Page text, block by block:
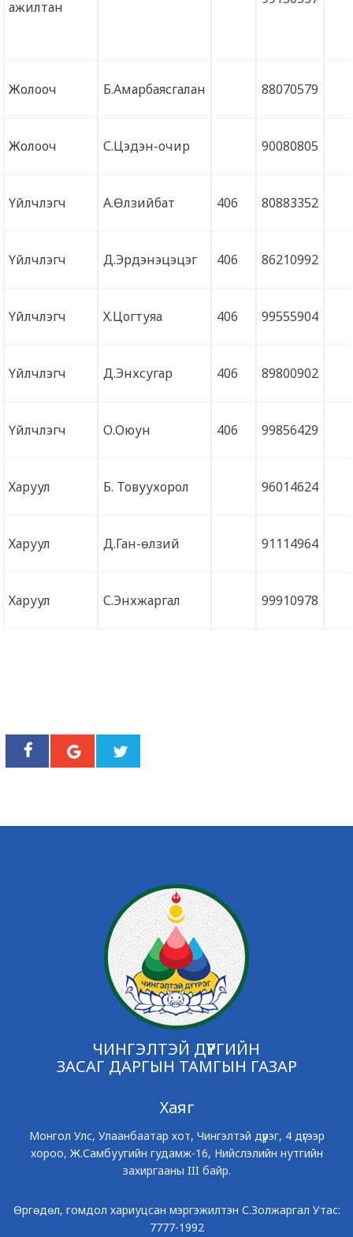
ажилтан
Жолооч Б.Амарбаясгалан 88070579
Жолооч С.Цэдэн-очир 90080805
Үйлчлэгч А.Өлзийбат 406 80883352
Үйлчлэгч Д.Эрдэнэцэцэг 406 86210992
Үйлчлэгч Х.Цогтуяа 406 99555904
Үйлчлэгч Д.Энхсугар 406 89800902
Үйлчлэгч О.Оюун 406 99856429
Харуул Б. Товуухорол 96014624
Харуул Д.Ган-өлзий 91114964
Харуул С.Энхжаргал 99910978
ЧИНГЭЛТЭЙ ДҮҮРГИЙН
ЗАСАГ ДАРГЫН ТАМГЫН ГАЗАР
Хаяг
Монгол Улс, Улаанбаатар хот, Чингэлтэй дүүрэг, 4 дүгээр
хороо, Ж.Самбуугийн гудамж-16, Нийслэлийн нутгийн
захиргааны III байр.
Өргөдөл, гомдол хариуцсан мэргэжилтэн С.Золжаргал Утас:
7777-1992